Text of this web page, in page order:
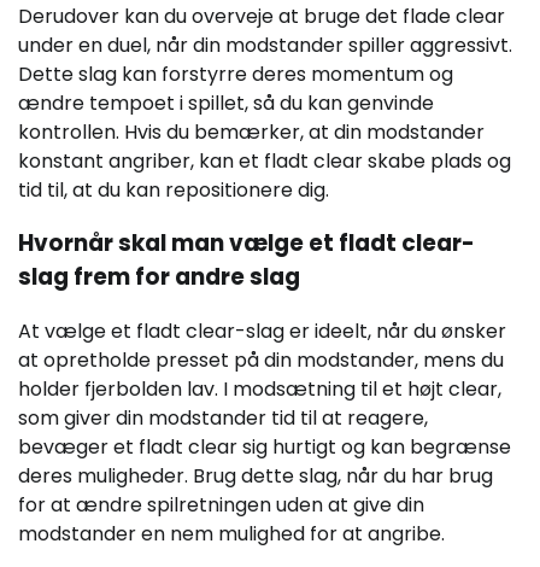
Derudover kan du overveje at bruge det flade clear
under en duel, når din modstander spiller aggressivt.
Dette slag kan forstyrre deres momentum og
ændre tempoet i spillet, så du kan genvinde
kontrollen. Hvis du bemærker, at din modstander
konstant angriber, kan et fladt clear skabe plads og
tid til, at du kan repositionere dig.
Hvornår skal man vælge et fladt clear-
slag frem for andre slag
At vælge et fladt clear-slag er ideelt, når du ønsker
at opretholde presset på din modstander, mens du
holder fjerbolden lav. I modsætning til et højt clear,
som giver din modstander tid til at reagere,
bevæger et fladt clear sig hurtigt og kan begrænse
deres muligheder. Brug dette slag, når du har brug
for at ændre spilretningen uden at give din
modstander en nem mulighed for at angribe.